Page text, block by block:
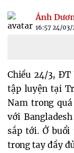
Ánh
16:57 24/03/
Chiều 24/3,
tập luyện tại
Nam trong
với
sắp tới. Ở buổi
trong tay đầy